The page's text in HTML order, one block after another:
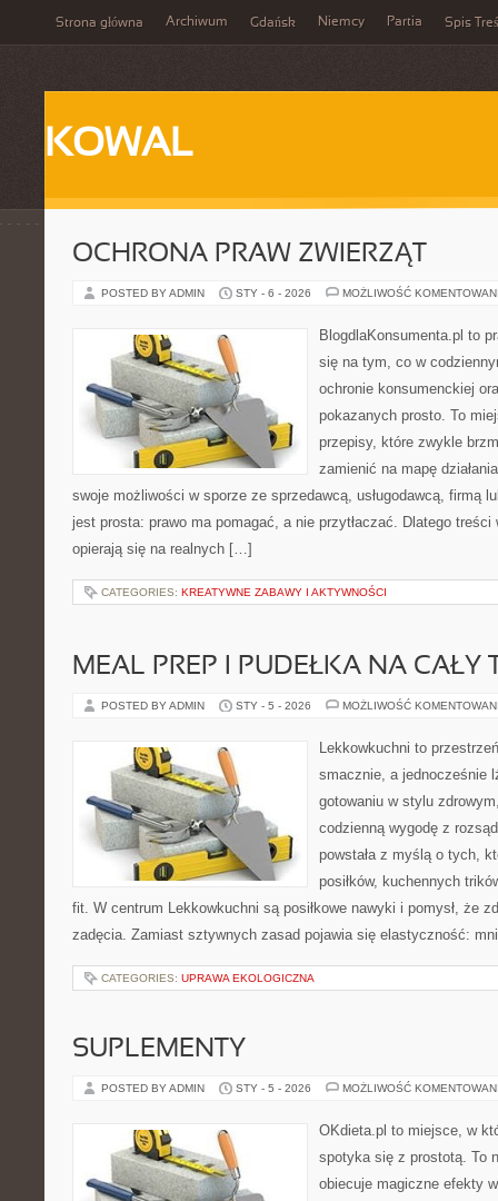
Strona główna Archiwum Gdańsk Niemcy Partia Spis
KOWAL
OCHRONA PRAW ZWIERZĄT
POSTED BY ADMIN STY - 6 - 2026 MOŻLIWOŚĆ
BlogdlaKonsumenta.pl to
się na tym, co w
ochronie konsumenckiej
pokazanych prosto. To
przepisy, które zwykle
zamienić na mapę
swoje możliwości w sporze ze sprzedawcą, usługodawcą, firmą
jest prosta: prawo ma pomagać, a nie przytłaczać. Dlatego
opierają się na realnych […]
CATEGORIES: KREATYWNE ZABAWY I AKTYWNOŚCI
MEAL PREP I PUDEŁKA NA CAŁY
POSTED BY ADMIN STY - 5 - 2026 MOŻLIWOŚĆ
Lekkowkuchni to
smacznie, a jednocześnie
gotowaniu w stylu
codzienną wygodę z
powstała z myślą o tych,
posiłków, kuchennych
fit. W centrum Lekkowkuchni są posiłkowe nawyki i pomysł, że
zadęcia. Zamiast sztywnych zasad pojawia się elastyczność:
CATEGORIES: UPRAWA EKOLOGICZNA
SUPLEMENTY
POSTED BY ADMIN STY - 5 - 2026 MOŻLIWOŚĆ
OKdieta.pl to miejsce, w
spotyka się z prostotą. To
obiecuje magiczne efekty